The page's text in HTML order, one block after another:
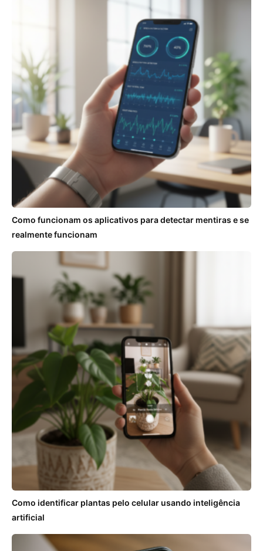
Como funcionam os aplicativos para detectar mentiras e se
realmente funcionam
Como identificar plantas pelo celular usando inteligência
artificial